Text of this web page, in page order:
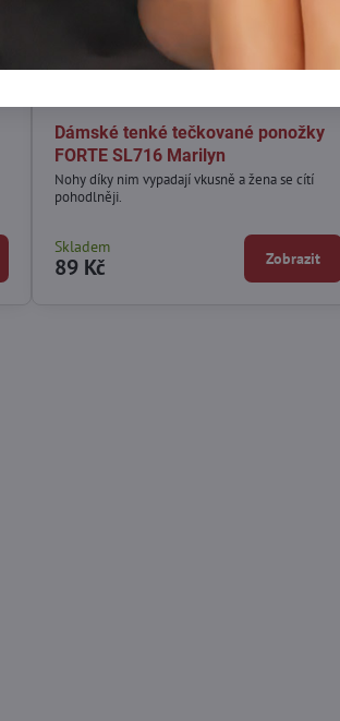
Dámské tenké tečkované ponožky
FORTE SL716 Marilyn
Nohy díky nim vypadají vkusně a žena se cítí
pohodlněji.
Skladem
89 Kč Zobrazit